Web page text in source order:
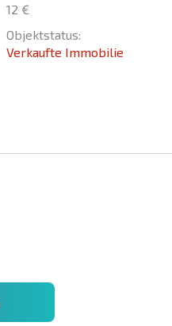
12 €
Objektstatus:
Verkaufte Immobilie